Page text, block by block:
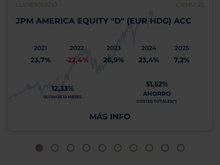
LU0159059210 CNMV: 25
JPM AMERICA EQUITY "D" (EUR HDG) ACC
2021
23,7%
2022
-22,4%
2023
26,9%
2024
23,4%
2025
7,2%
12,33%
ÚLTIMOS 12 MESES
51,52%
AHORRO
COSTES TOTALES(*)
MÁS INFO